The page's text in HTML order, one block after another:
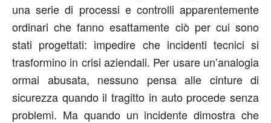
una serie di processi e controlli apparentemente
ordinari che fanno esattamente ciò per cui sono
stati progettati: impedire che incidenti tecnici si
trasformino in crisi aziendali. Per usare un’analogia
ormai abusata, nessuno pensa alle cinture di
sicurezza quando il tragitto in auto procede senza
problemi. Ma quando un incidente dimostra che